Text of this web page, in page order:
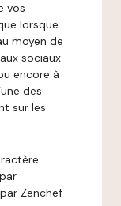
vos
lorsque
moyen de
sociaux
encore à
des
sur les
Zenchef